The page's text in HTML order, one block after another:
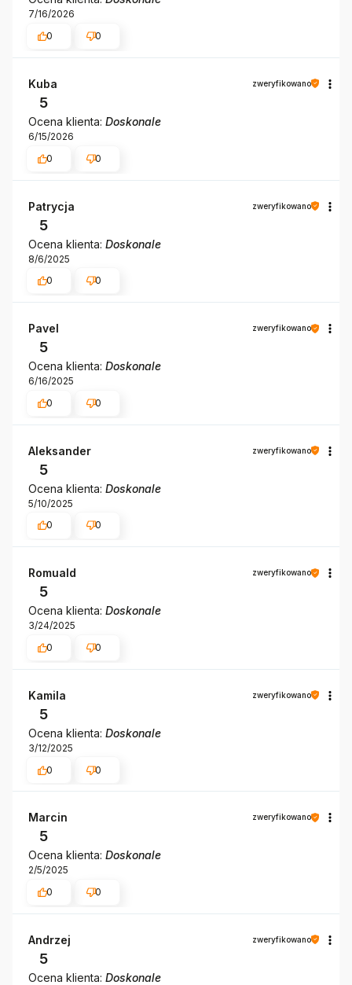
7/16/2026
0
0
Kuba zweryfikowano
5
Ocena klienta: Doskonale
6/15/2026
0
0
Patrycja zweryfikowano
5
Ocena klienta: Doskonale
8/6/2025
0
0
Pavel zweryfikowano
5
Ocena klienta: Doskonale
6/16/2025
0
0
Aleksander zweryfikowano
5
Ocena klienta: Doskonale
5/10/2025
0
0
Romuald zweryfikowano
5
Ocena klienta: Doskonale
3/24/2025
0
0
Kamila zweryfikowano
5
Ocena klienta: Doskonale
3/12/2025
0
0
Marcin zweryfikowano
5
Ocena klienta: Doskonale
2/5/2025
0
0
Andrzej zweryfikowano
5
Ocena klienta: Doskonale